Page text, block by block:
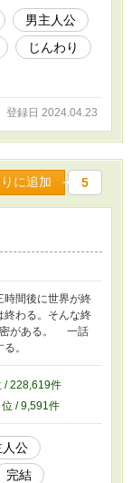
男主人公
じんわり
登録日 2024.04.23
に追加 5
間後に世界が終
終わる。そんな終
密がある。 一話
。
/ 228,619件
位 / 9,591件
人公
完結